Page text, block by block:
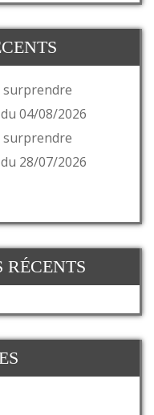
surprendre
04/08/2026
surprendre
28/07/2026
RÉCENTS